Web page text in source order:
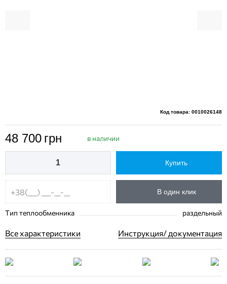
Код товара: 0010026148
48 700 грн в наличии
Купить
В один клик
Тип теплообменника раздельный
Все характеристики Инструкция/ документация